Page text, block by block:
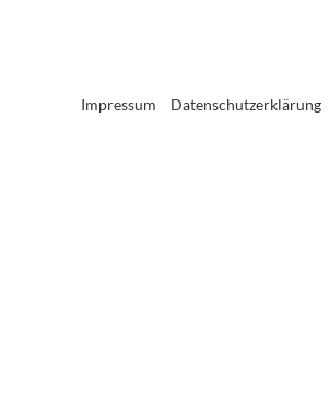
Impressum Datenschutzerklärung